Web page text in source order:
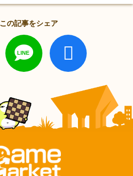
この記事をシェア